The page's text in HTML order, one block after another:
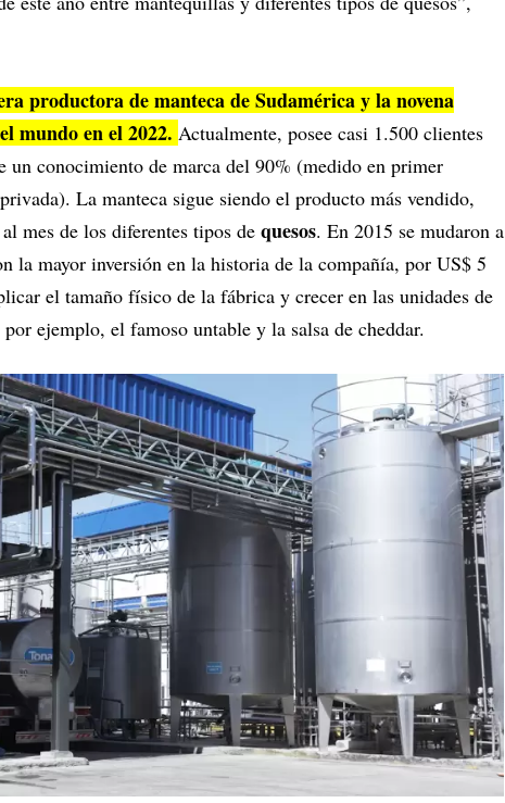
productora de manteca de Sudamérica y la novena
mundo en el 2022. Actualmente, posee casi 1.500 clientes
un conocimiento de marca del 90% (medido en primer
La manteca sigue siendo el producto más vendido,
mes de los diferentes tipos de quesos. En 2015 se mudaron a
la mayor inversión en la historia de la compañía, por US$ 5
el tamaño físico de la fábrica y crecer en las unidades de
por ejemplo, el famoso untable y la salsa de cheddar.